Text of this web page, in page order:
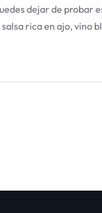
dejar de probar
salsa rica en ajo,